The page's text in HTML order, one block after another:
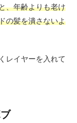
、年齢よりも老け
の髪を潰さないよ
レイヤーを入れて